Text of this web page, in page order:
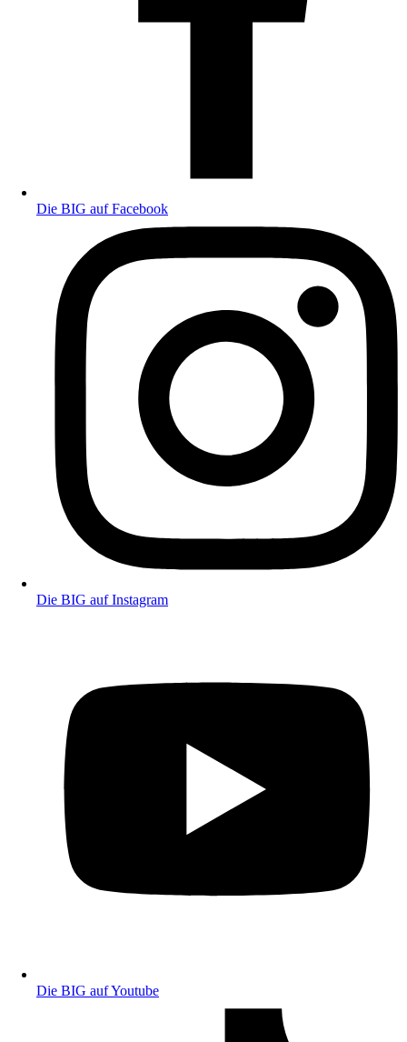
Die BIG auf Facebook
Die BIG auf Instagram
Die BIG auf Youtube